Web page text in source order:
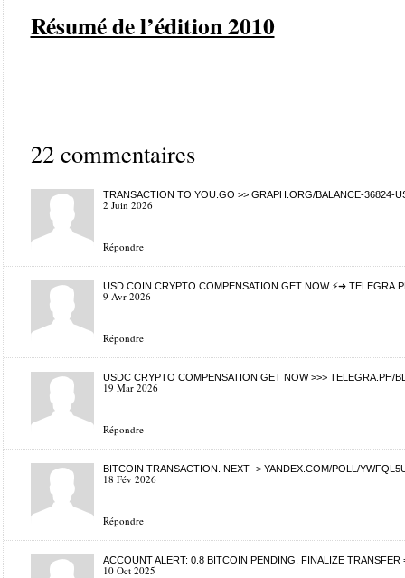
Résumé de l’édition 2010
22 commentaires
TRANSACTION TO YOU.GO >> GRAPH.ORG/BALANCE-36824-
2 Juin 2026
Répondre
USD COIN CRYPTO COMPENSATION GET NOW ⚡➜
9 Avr 2026
Répondre
USDC CRYPTO COMPENSATION GET NOW >>> TELEGRA.PH/
19 Mar 2026
Répondre
BITCOIN TRANSACTION. NEXT -> YANDEX.COM/POLL/
18 Fév 2026
Répondre
ACCOUNT ALERT: 0.8 BITCOIN PENDING. FINALIZE
10 Oct 2025